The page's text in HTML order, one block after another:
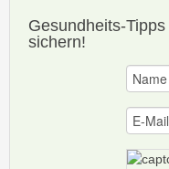
Gesundheits-Tipps
sichern!